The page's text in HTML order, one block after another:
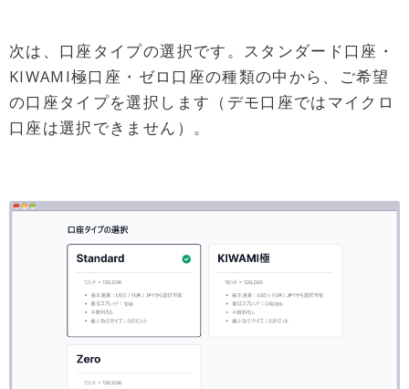
次は、口座タイプの選択です。スタンダード口座・
KIWAMI極口座・ゼロ口座の種類の中から、ご希望
の口座タイプを選択します（デモ口座ではマイクロ
口座は選択できません）。